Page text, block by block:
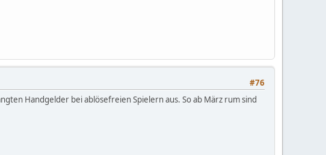
#76
Handgelder bei ablösefreien Spielern aus. So ab März rum sind